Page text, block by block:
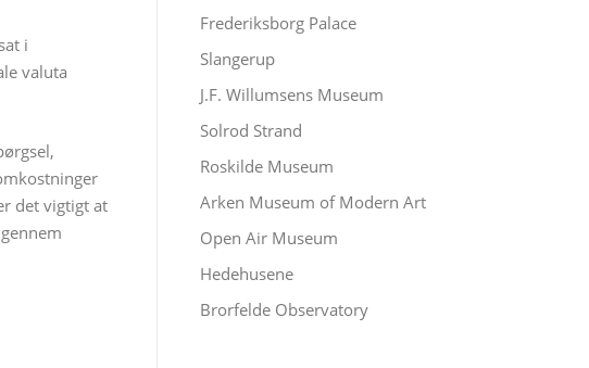
i
valuta
det vigtigt at
Frederiksborg Palace
Slangerup
J.F. Willumsens Museum
Solrod Strand
Roskilde Museum
Arken Museum of Modern Art
Open Air Museum
Hedehusene
Brorfelde Observatory